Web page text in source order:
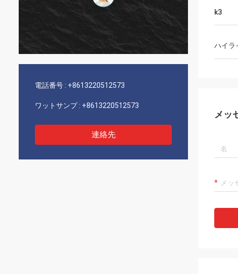
電話番号 : +8613220512573
ワットサンプ : +8613220512573
連絡先
k3
ハイラ
メッ